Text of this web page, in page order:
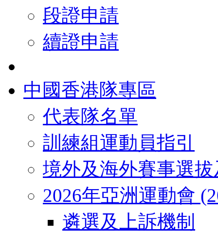
段證申請
續證申請
中國香港隊專區
代表隊名單
訓練組運動員指引
境外及海外賽事選
2026年亞洲運動會
遴選及上訴機制